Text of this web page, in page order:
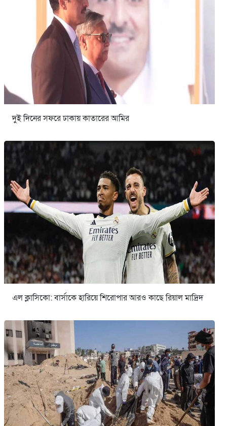
দুই দিনের সফরে ঢাকায় কাতারের আমির
এল ক্লাসিকো: বার্সাকে হারিয়ে শিরোপার আরও কাছে রিয়াল মাদ্রিদ